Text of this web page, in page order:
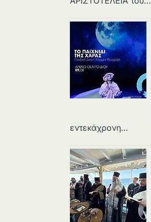
εντεκάχρονη…